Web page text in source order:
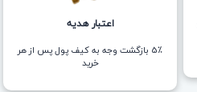
اعتبار هدیه
5٪ بازگشت وجه به کیف پول پس از هر
خرید